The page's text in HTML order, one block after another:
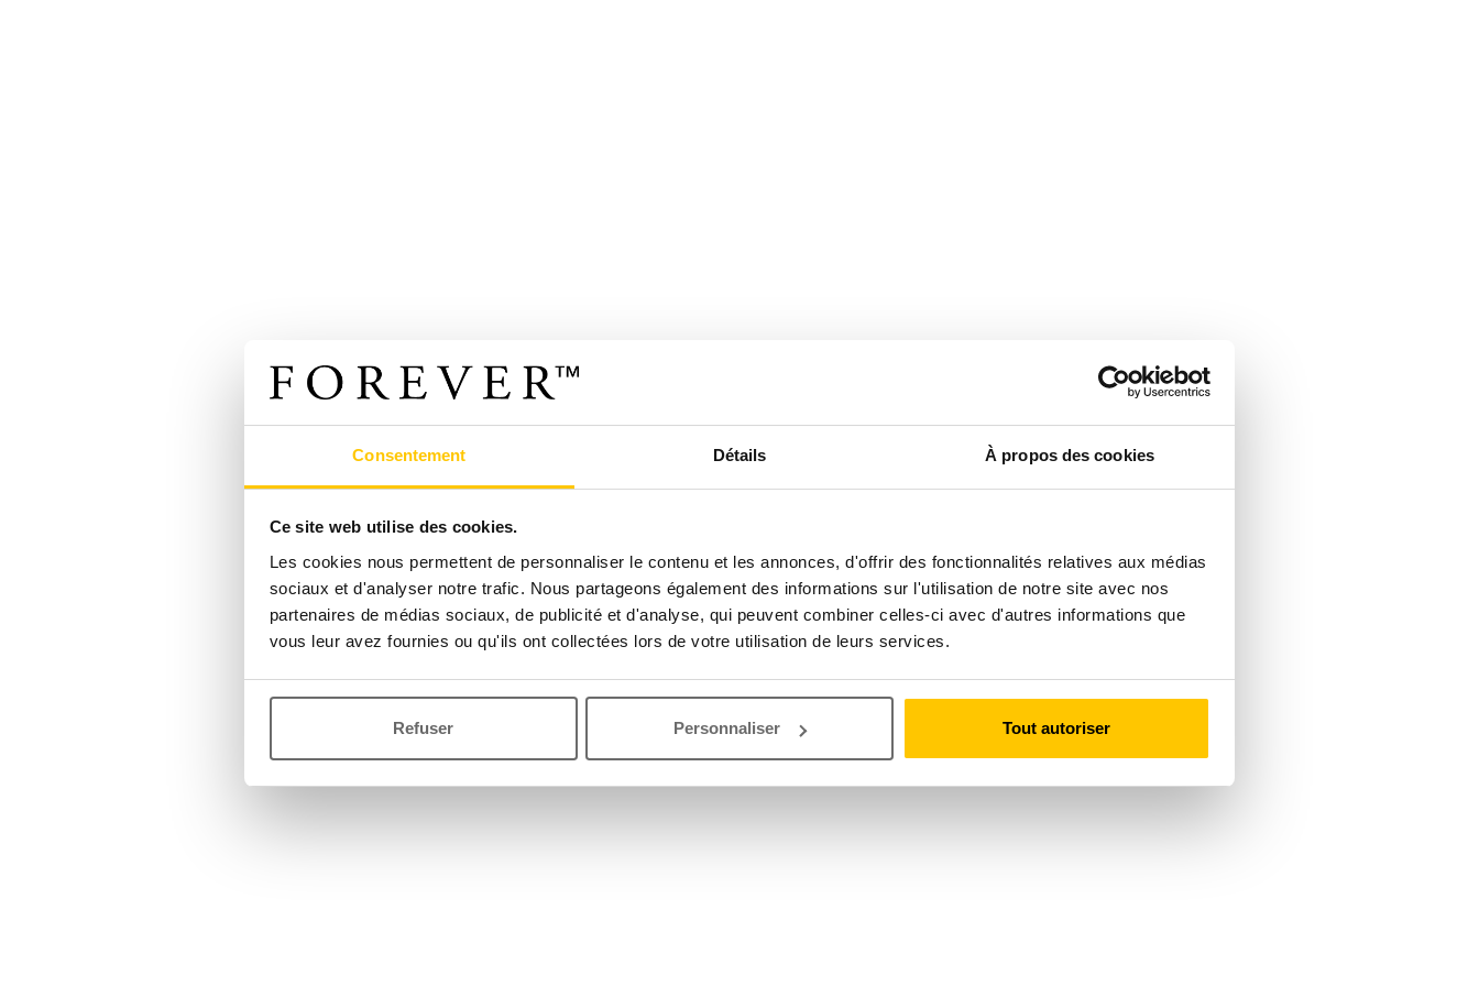
Consentement Détails À propos des cookies
Ce site web utilise des cookies.
Les cookies nous permettent de personnaliser le contenu et les annonces, d'offrir des fonctionnalités relatives aux médias
sociaux et d'analyser notre trafic. Nous partageons également des informations sur l'utilisation de notre site avec nos
partenaires de médias sociaux, de publicité et d'analyse, qui peuvent combiner celles-ci avec d'autres informations que
vous leur avez fournies ou qu'ils ont collectées lors de votre utilisation de leurs services.
Refuser Personnaliser Tout autoriser